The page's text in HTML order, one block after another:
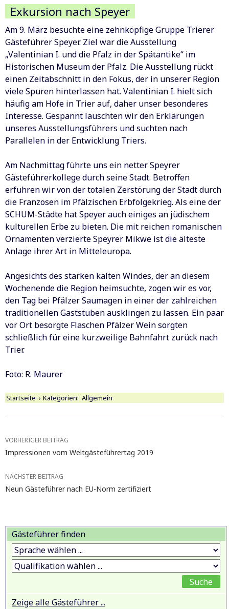
Exkursion nach Speyer
Am 9. März besuchte eine zehnköpfige Gruppe Trierer
Gästeführer Speyer. Ziel war die Ausstellung
„Valentinian I. und die Pfalz in der Spätantike“ im
Historischen Museum der Pfalz. Die Ausstellung rückt
einen Zeitabschnitt in den Fokus, der in unserer Region
viele Spuren hinterlassen hat. Valentinian I. hielt sich
häufig am Hofe in Trier auf, daher unser besonderes
Interesse. Gespannt lauschten wir den Erklärungen
unseres Ausstellungsführers und suchten nach
Parallelen in der Entwicklung Triers.
Am Nachmittag führte uns ein netter Speyrer
Gästeführerkollege durch seine Stadt. Betroffen
erfuhren wir von der totalen Zerstörung der Stadt durch
die Franzosen im Pfälzischen Erbfolgekrieg. Als eine der
SCHUM-Städte hat Speyer auch einiges an jüdischem
kulturellen Erbe zu bieten. Die mit reichen romanischen
Ornamenten verzierte Speyrer Mikwe ist die älteste
Anlage ihrer Art in Mitteleuropa.
Angesichts des starken kalten Windes, der an diesem
Wochenende die Region heimsuchte, zogen wir es vor,
den Tag bei Pfälzer Saumagen in einer der zahlreichen
traditionellen Gaststuben ausklingen zu lassen. Ein paar
vor Ort besorgte Flaschen Pfälzer Wein sorgten
schließlich für eine kurzweilige Bahnfahrt zurück nach
Trier.
Foto: R. Maurer
Startseite › Kategorien: Allgemein
Beitragsnavigation
VORHERIGER BEITRAG
Impressionen vom Weltgästeführertag 2019
NÄCHSTER BEITRAG
Neun Gästeführer nach EU-Norm zertifiziert
Gästeführer finden
Zeige alle Gästeführer ...